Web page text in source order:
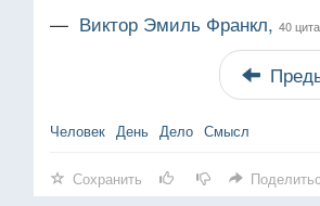
— Виктор Эмиль Франкл, 40
Человек День Дело Смысл
Сохранить